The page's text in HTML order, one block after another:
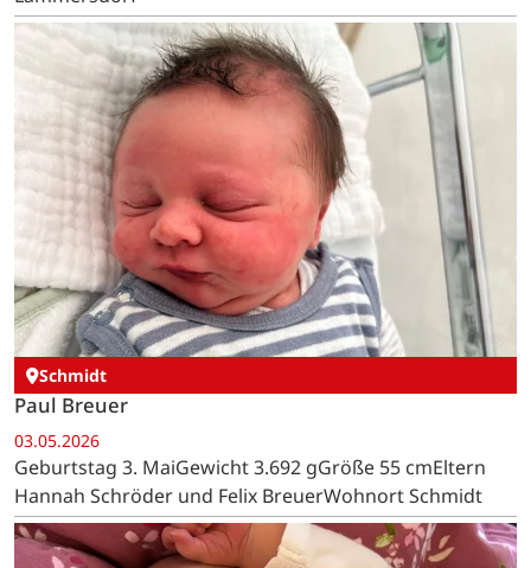
Schmidt
Paul Breuer
03.05.2026
Geburtstag 3. MaiGewicht 3.692 gGröße 55 cmEltern
Hannah Schröder und Felix BreuerWohnort Schmidt